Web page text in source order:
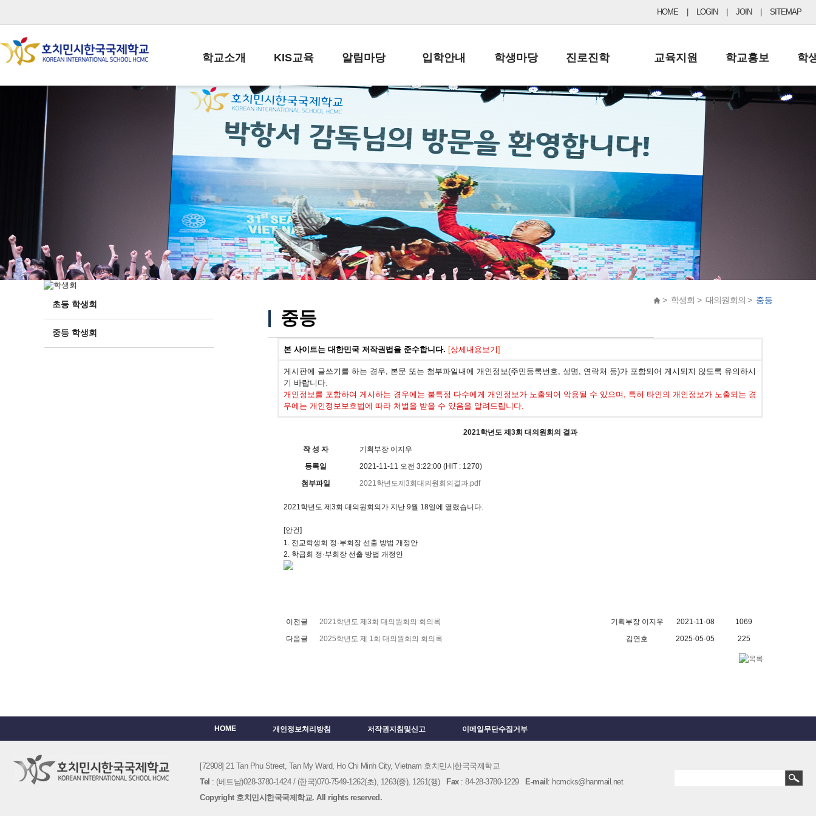
HOME LOGIN JOIN SITEMAP
학교소개
학교장인사말
학교상징
학교연혁
교직원현황
학생현황
위치/전화
전경사진
KIS교육
교육목표
학사일정
일과시간표
성과평가자료
알림마당
공지사항
납부금 안내
스쿨버스 운행 안내
급식안내
서식자료실
학부모방
정기고사 기출문제
입학안내
전-편입 서류양식
입학금/수업료
교복구입안내
학생마당
학생생활규정
학교신문
자율진로동아리
유초등 소식지
진로진학
공지사항 및 입시자료
드림레터
교육지원
행정실
학교운영위원회
학교건축기금
학교홍보
보도자료
학
초등 학생회
중등 학생회
> 학생회 > 대의원회의 > 중등
중등
본 사이트는 대한민국 저작권법을 준수합니다. [상세내용보기]
게시판에 글쓰기를 하는 경우, 본문 또는 첨부파일내에 개인정보(주민등록번호, 성명, 연락처 등)가 포함되어 게시되지 않도록 유의하시
기 바랍니다.
개인정보를 포함하여 게시하는 경우에는 불특정 다수에게 개인정보가 노출되어 악용될 수 있으며, 특히 타인의 개인정보가 노출되는 경
우에는 개인정보보호법에 따라 처벌을 받을 수 있음을 알려드립니다.
2021학년도 제3회 대의원회의 결과
작 성 자
기획부장 이지우
등록일
2021-11-11 오전 3:22:00 (HIT : 1270)
첨부파일
2021학년도제3회대의원회의결과.pdf
2021학년도 제3회 대의원회의가 지난 9월 18일에 열렸습니다.
[안건]
1. 전교학생회 정·부회장 선출 방법 개정안
2. 학급회 정·부회장 선출 방법 개정안
이전글 2021학년도 제3회 대의원회의 회의록 기획부장 이지우 2021-11-08
1069
다음글
2025학년도 제 1회 대의원회의 회의록 김연호 2025-05-05 225
HOME 개인정보처리방침 저작권지침및신고 이메일무단수집거부
[72908] 21 Tan Phu Street, Tan My Ward, Ho Chi Minh City, Vietnam 호치민시한국국제학교
Tel : (베트남)028-3780-1424 / (한국)070-7549-1262(초), 1263(중), 1261(행) Fax: 84-28-3780-1229 E-mail : hcmcks@hanmail.net
Copyright 호치민시한국국제학교. All rights reserved.